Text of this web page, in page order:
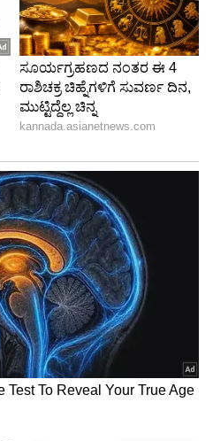
ಚಲನೆಯನ್ನು
ಈ ರಾಶಿಚಕ್ರ ಚಿಹ್ನೆಯ ಜೀವನವು
ಇರುತ್ತದೆ. ನೀವು
ಯಶಸ್ವಿಯಾಗುತ್ತದೆ.
ಆಸೆಗಳು ಈಡೇರುತ್ತವೆ.